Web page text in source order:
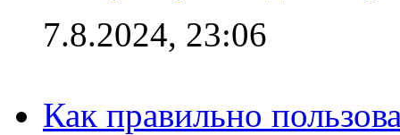
7.8.2024, 23:06
Как правильно